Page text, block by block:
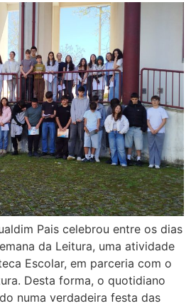
Pais celebrou entre os dias
da Leitura, uma atividade
Escolar, em parceria com o
Desta forma, o quotidiano
numa verdadeira festa das